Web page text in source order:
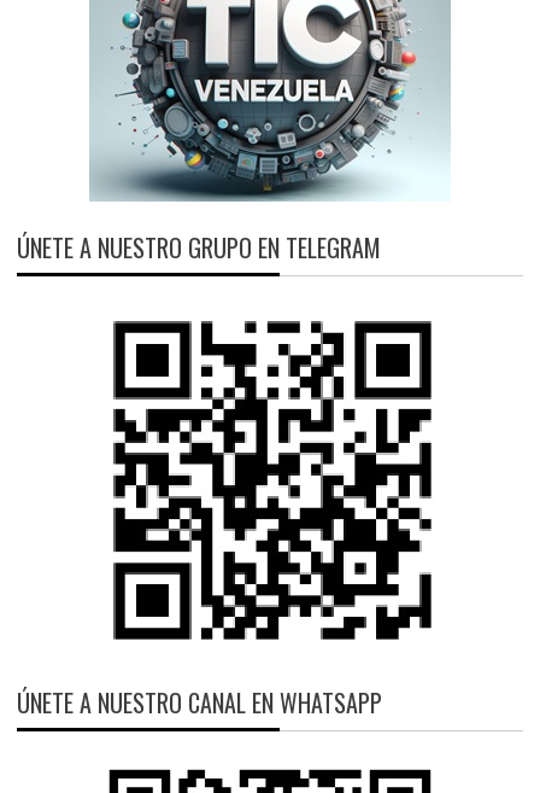
ÚNETE A NUESTRO GRUPO EN TELEGRAM
ÚNETE A NUESTRO CANAL EN WHATSAPP